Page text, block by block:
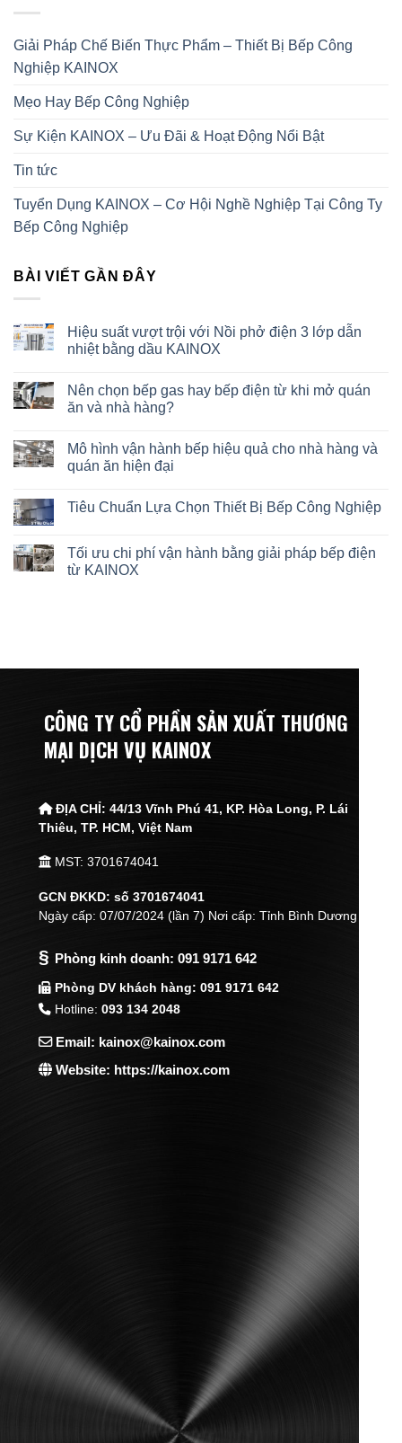
Giải Pháp Chế Biến Thực Phẩm – Thiết Bị Bếp Công
Nghiệp KAINOX
Mẹo Hay Bếp Công Nghiệp
Sự Kiện KAINOX – Ưu Đãi & Hoạt Động Nổi Bật
Tin tức
Tuyển Dụng KAINOX – Cơ Hội Nghề Nghiệp Tại Công Ty
Bếp Công Nghiệp
BÀI VIẾT GẦN ĐÂY
Hiệu suất vượt trội với Nồi phở điện 3 lớp dẫn
nhiệt bằng dầu KAINOX
Nên chọn bếp gas hay bếp điện từ khi mở quán
ăn và nhà hàng?
Mô hình vận hành bếp hiệu quả cho nhà hàng và
quán ăn hiện đại
Tiêu Chuẩn Lựa Chọn Thiết Bị Bếp Công Nghiệp
Tối ưu chi phí vận hành bằng giải pháp bếp điện
từ KAINOX
CÔNG TY CỔ PHẦN SẢN XUẤT THƯƠNG
MẠI DỊCH VỤ KAINOX
ĐỊA CHỈ:44/13 Vĩnh Phú 41, KP. Hòa Long, P. Lái
Thiêu,TP. HCM, Việt Nam
MST: 3701674041
GCN ĐKKD: số 3701674041
Ngày cấp: 07/07/2024 (lần 7) Nơi cấp: Tỉnh Bình Dương
§ Phòng kinh doanh: 091 9171 642
Phòng DV khách hàng: 091 9171 642
Hotline:093 134 2048
Email: kainox@kainox.com
Website: https://kainox.com